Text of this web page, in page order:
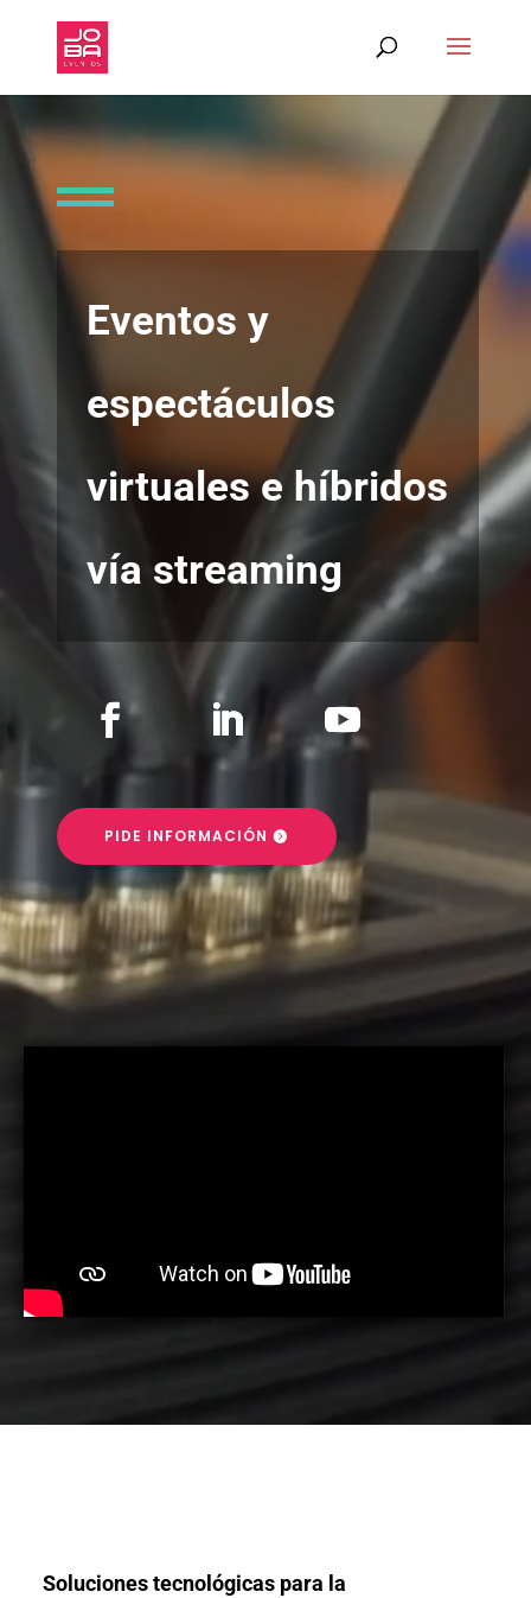
vídeo
Eventos y
espectáculos
virtuales e híbridos
vía streaming
PIDE INFORMACIÓN
Soluciones tecnológicas para la